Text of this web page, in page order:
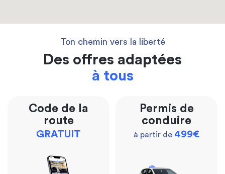
Ton chemin vers la liberté
Des offres adaptées
à tous
Code de la
route
GRATUIT
Permis de
conduire
à partir de 499€